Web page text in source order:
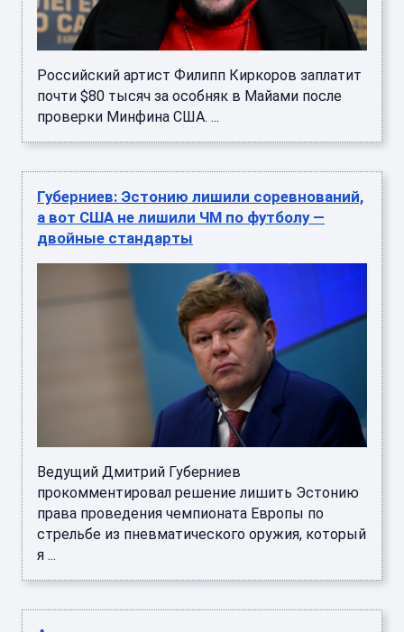
Российский артист Филипп Киркоров заплатит
почти $80 тысяч за особняк в Майами после
проверки Минфина США. ...
Губерниев: Эстонию лишили соревнований,
а вот США не лишили ЧМ по футболу —
двойные стандарты
Ведущий Дмитрий Губерниев
прокомментировал решение лишить Эстонию
права проведения чемпионата Европы по
стрельбе из пневматического оружия, который
я ...